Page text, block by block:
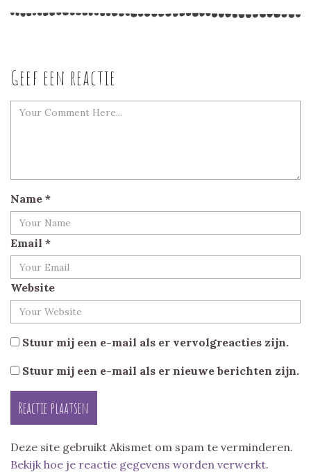
Geef een reactie
Name *
Email *
Website
Stuur mij een e-mail als er vervolgreacties zijn.
Stuur mij een e-mail als er nieuwe berichten zijn.
Deze site gebruikt Akismet om spam te verminderen.
Bekijk hoe je reactie gegevens worden verwerkt.